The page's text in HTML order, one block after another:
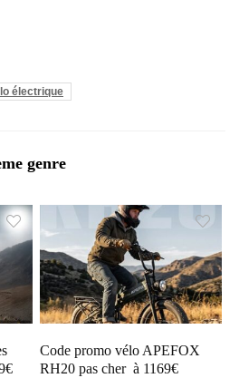
électrique
genre
Code promo vélo APEFOX
RH20 pas cher à 1169€